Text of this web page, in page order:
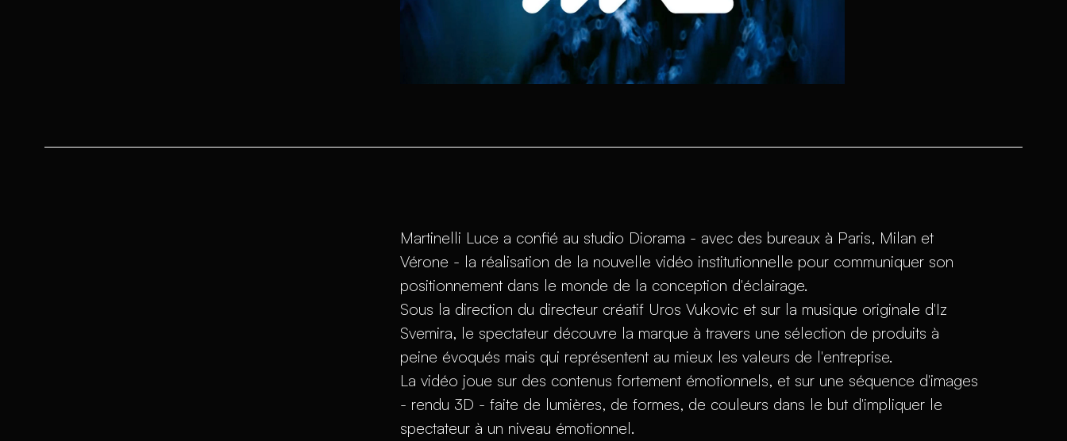
Martinelli Luce a confié au studio Diorama - avec des bureaux à Paris, Milan et
Vérone - la réalisation de la nouvelle vidéo institutionnelle pour communiquer son
positionnement dans le monde de la conception d'éclairage.
Sous la direction du directeur créatif Uros Vukovic et sur la musique originale d'Iz
Svemira, le spectateur découvre la marque à travers une sélection de produits à
peine évoqués mais qui représentent au mieux les valeurs de l'entreprise.
La vidéo joue sur des contenus fortement émotionnels, et sur une séquence d'images
- rendu 3D - faite de lumières, de formes, de couleurs dans le but d'impliquer le
spectateur à un niveau émotionnel.